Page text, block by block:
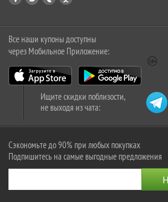
Все наши купоны доступны
через Мобильное Приложение:
Ищите скидки поблизости,
не выходя из чата:
Сэкономьте до 90% при любых покупках
Подпишитесь на самые выгодные предложения